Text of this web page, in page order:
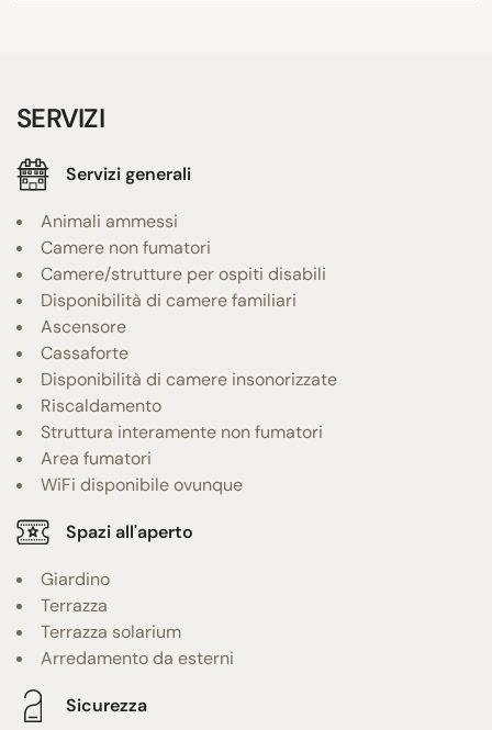
SERVIZI
Servizi generali
Animali ammessi
Camere non fumatori
Camere/strutture per ospiti disabili
Disponibilità di camere familiari
Ascensore
Cassaforte
Disponibilità di camere insonorizzate
Riscaldamento
Struttura interamente non fumatori
Area fumatori
WiFi disponibile ovunque
Spazi all'aperto
Giardino
Terrazza
Terrazza solarium
Arredamento da esterni
Sicurezza